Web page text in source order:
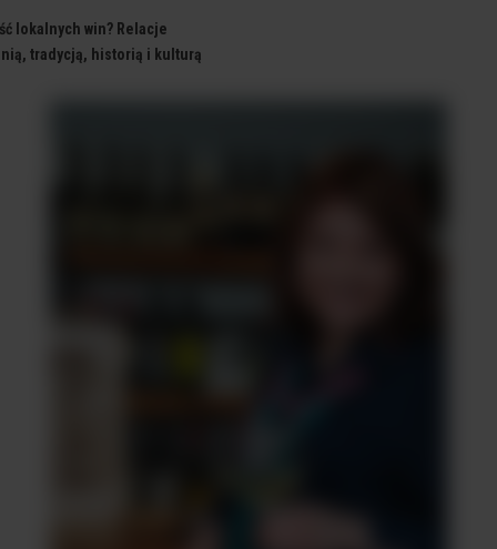
lokalnych win? Relacje
tradycją, historią i kulturą